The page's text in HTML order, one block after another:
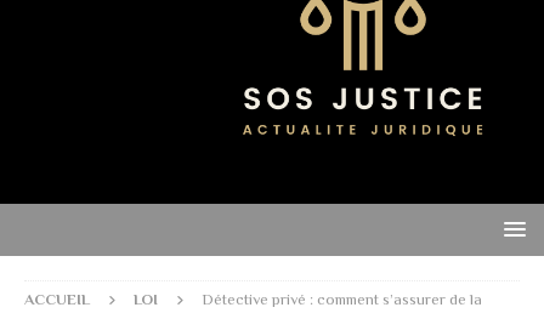
ACCUEIL LOI
Détective privé : comment s’assurer de la